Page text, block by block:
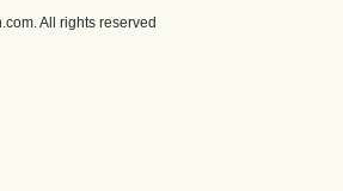
All rights reserved